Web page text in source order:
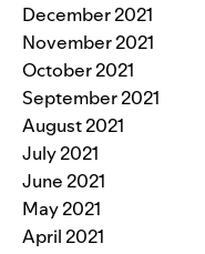
December 2021
November 2021
October 2021
September 2021
August 2021
July 2021
June 2021
May 2021
April 2021